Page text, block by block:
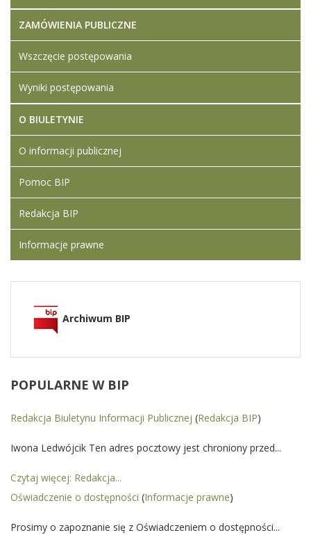
ZAMÓWIENIA PUBLICZNE
Wszczęcie postępowania
Wyniki postępowania
O BIULETYNIE
O informacji publicznej
Pomoc BIP
Redakcja BIP
Informacje prawne
Archiwum BIP
POPULARNE W BIP
Redakcja Biuletynu Informacji Publicznej (Redakcja BIP)
Iwona Ledwójcik Ten adres pocztowy jest chroniony przed...
Czytaj więcej: Redakcja...
Oświadczenie o dostępności (Informacje prawne)
Prosimy o zapoznanie się z Oświadczeniem o dostępności...